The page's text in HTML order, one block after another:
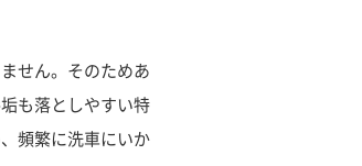
せん。そのためあ
も落としやすい特
頻繁に洗車にいか